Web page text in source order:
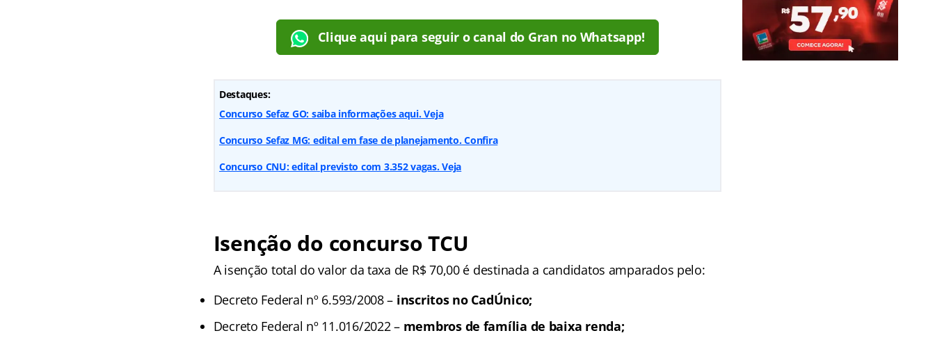
Clique aqui para seguir o canal do Gran no Whatsapp!
Destaques:
Concurso Sefaz GO: saiba informações aqui. Veja
Concurso Sefaz MG: edital em fase de planejamento. Confira
Concurso CNU: edital previsto com 3.352 vagas. Veja
Isenção do concurso TCU
A isenção total do valor da taxa de R$ 70,00 é destinada a candidatos amparados pelo:
Decreto Federal nº 6.593/2008 – inscritos no CadÚnico;
Decreto Federal nº 11.016/2022 – membros de família de baixa renda;